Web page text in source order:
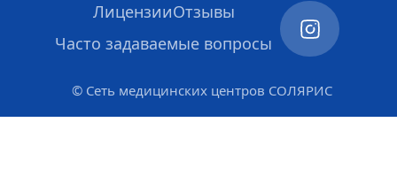
ЛицензииОтзывы
Часто задаваемые вопросы
© Сеть медицинских центров СОЛЯРИС